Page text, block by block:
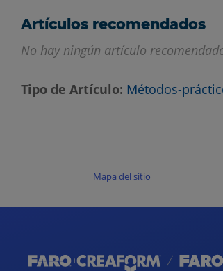
Artículos recomendados
No hay ningún artículo
Tipo de Artículo Métodos-
Mapa del sitio